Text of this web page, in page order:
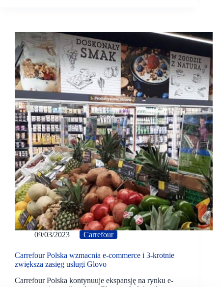
09/03/2023 Carrefour
Carrefour Polska wzmacnia e-commerce i 3-krotnie
zwiększa zasięg usługi Glovo
Carrefour Polska kontynuuje ekspansję na rynku e-